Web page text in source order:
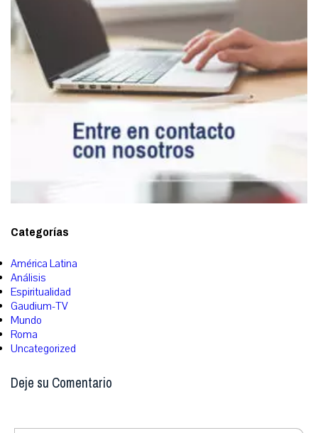
Categorías
América Latina
Análisis
Espiritualidad
Gaudium-TV
Mundo
Roma
Uncategorized
Deje su Comentario